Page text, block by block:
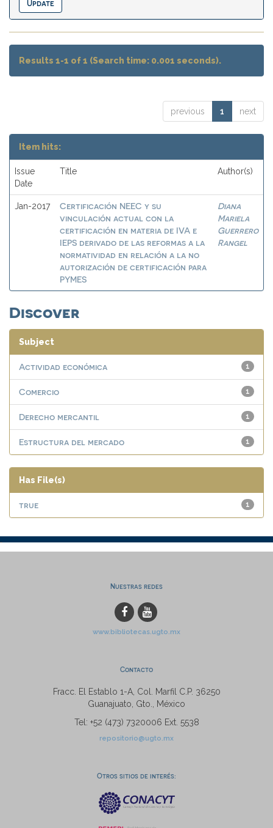
Results 1-1 of 1 (Search time: 0.001 seconds).
previous 1 next
Item hits:
Issue
Date
Title Author(s)
Jan-2017
Certificación NEEC y su
vinculación actual con la
certificación en materia de IVA e
IEPS derivado de las reformas a la
normatividad en relación a la no
autorización de certificación para
PYMES
Diana
Mariela
Guerrero
Rangel
Discover
Subject
1
Actividad económica
1
Comercio
1
Derecho mercantil
1
Estructura del mercado
Has File(s)
1
true
Nuestras redes
www.bibliotecas.ugto.mx
Contacto
Fracc. El Establo 1-A, Col. Marfil C.P. 36250
Guanajuato, Gto., México
Tel: +52 (473) 7320006 Ext. 5538
repositorio@ugto.mx
Otros sitios de interés: